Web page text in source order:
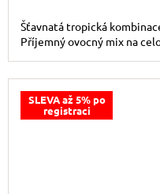
Šťavnatá tropická
Příjemný ovocný mix na
SLEVA až 5% po
registraci